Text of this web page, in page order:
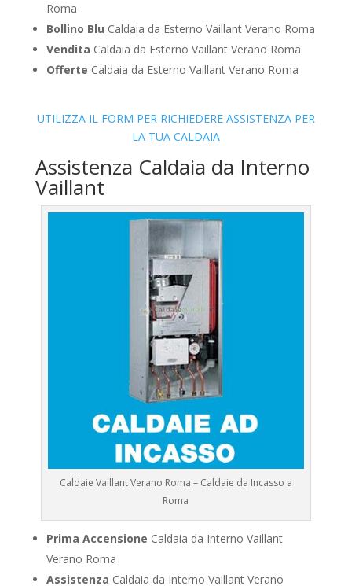
Roma
Bollino Blu Caldaia da Esterno Vaillant Verano Roma
Vendita Caldaia da Esterno Vaillant Verano Roma
Offerte Caldaia da Esterno Vaillant Verano Roma
UTILIZZA IL FORM PER RICHIEDERE ASSISTENZA PER
LA TUA CALDAIA
Assistenza Caldaia da Interno
Vaillant
Caldaie Vaillant Verano Roma – Caldaie da Incasso a
Roma
Prima Accensione Caldaia da Interno Vaillant
Verano Roma
Assistenza Caldaia da Interno Vaillant Verano